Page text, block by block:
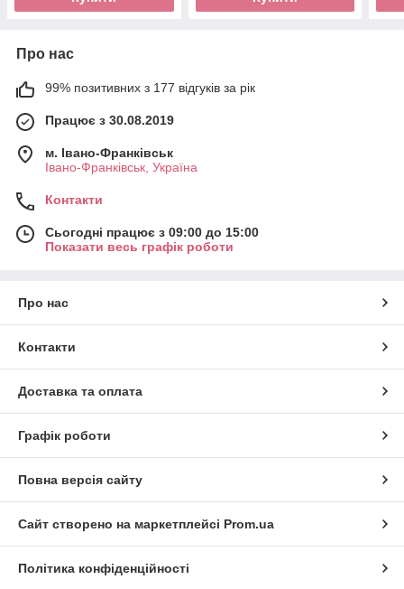
Про нас
99% позитивних з 177 відгуків за рік
Працює з 30.08.2019
м. Івано-Франківськ
Івано-Франківськ, Україна
Контакти
Сьогодні працює з 09:00 до 15:00
Показати весь графік роботи
Про нас
Контакти
Доставка та оплата
Графік роботи
Повна версія сайту
Сайт створено на маркетплейсі Prom.ua
Політика конфіденційності